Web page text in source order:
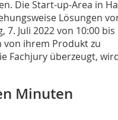
Die Start-up-Area in
Lösungen
Juli 2022 von 10:00 bis
von ihrem Produkt zu
Fachjury überzeugt,
Minuten